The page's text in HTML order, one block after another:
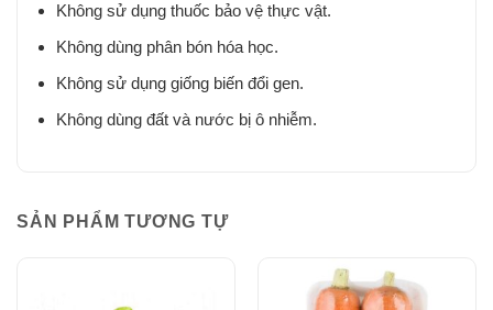
Không sử dụng thuốc bảo vệ thực vật.
Không dùng phân bón hóa học.
Không sử dụng giống biến đổi gen.
Không dùng đất và nước bị ô nhiễm.
SẢN PHẨM TƯƠNG TỰ